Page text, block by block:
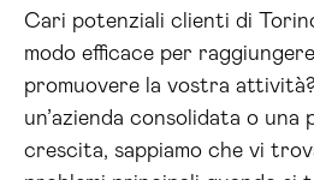
Cari potenziali clienti di
modo efficace per raggiungere
promuovere la vostra
un’azienda consolidata o una
crescita, sappiamo che vi